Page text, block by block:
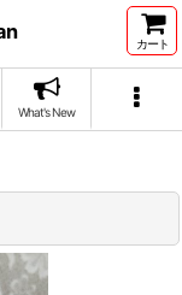
カート
What's New